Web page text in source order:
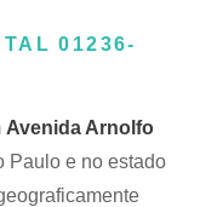
01236-
Avenida Arnolfo
Paulo e no estado